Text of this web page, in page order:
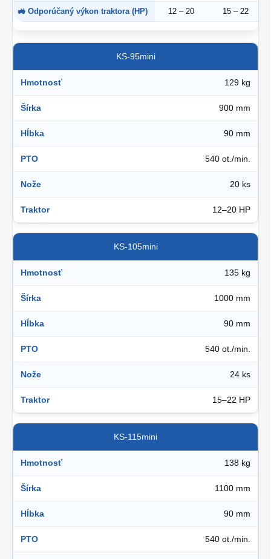
🚜 Odporúčaný výkon traktora (HP) 12 – 20 15 – 22
KS-95mini
Hmotnosť 129 kg
Šírka 900 mm
Hĺbka 90 mm
PTO 540 ot./min.
Nože 20 ks
Traktor 12–20 HP
KS-105mini
Hmotnosť 135 kg
Šírka 1000 mm
Hĺbka 90 mm
PTO 540 ot./min.
Nože 24 ks
Traktor 15–22 HP
KS-115mini
Hmotnosť 138 kg
Šírka 1100 mm
Hĺbka 90 mm
PTO 540 ot./min.